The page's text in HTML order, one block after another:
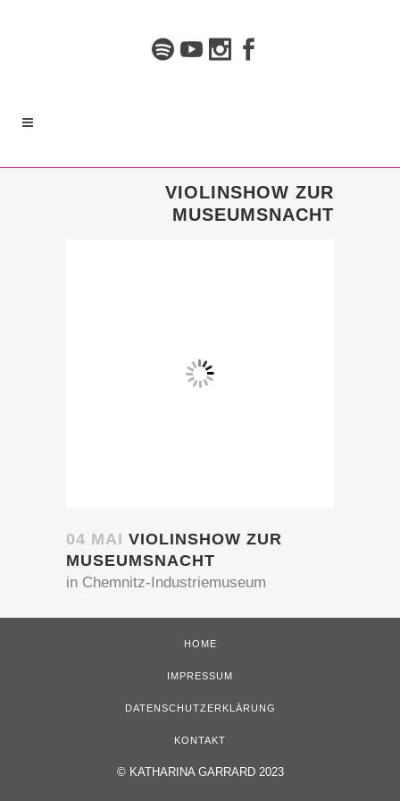
VIOLINSHOW ZUR
MUSEUMSNACHT
04 MAI VIOLINSHOW ZUR
MUSEUMSNACHT
in Chemnitz-Industriemuseum
HOME
IMPRESSUM
DATENSCHUTZERKLÄRUNG
KONTAKT
© KATHARINA GARRARD 2023